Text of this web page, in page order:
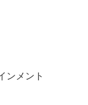
ンメント